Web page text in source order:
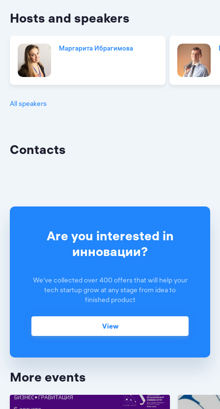
Hosts and speakers
Маргарита Ибрагимова
All speakers
Contacts
Are you interested in
инновации?
We've collected over 400 offers that will help your
tech startup grow at any stage from idea to
finished product
View
More events